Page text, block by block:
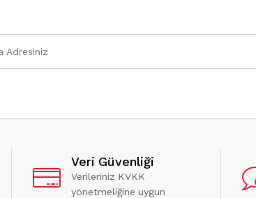
Veri Güvenliği
Verileriniz KVKK
yönetmeliğine uygun